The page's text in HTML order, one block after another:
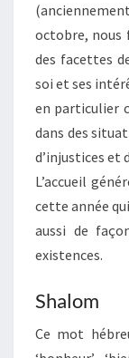
octobre, nous
des facettes
soi et ses
en particulier
dans des
d’injustices et
L’accueil
cette année
aussi de
existences.
Shalom
Ce mot